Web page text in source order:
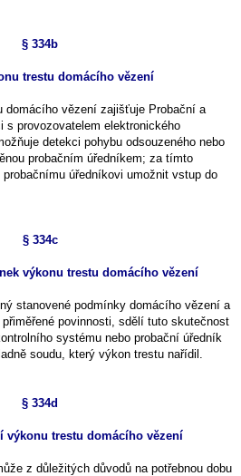
§ 334b
trestu domácího vězení
domácího vězení zajišťuje Probační a
s provozovatelem elektronického
detekci pohybu odsouzeného nebo
probačním úředníkem; za tímto
úředníkovi umožnit vstup do
§ 334c
výkonu trestu domácího vězení
stanovené podmínky domácího vězení a
povinnosti, sdělí tuto skutečnost
systému nebo probační úředník
soudu, který výkon trestu nařídil.
§ 334d
výkonu trestu domácího vězení
z důležitých důvodů na potřebnou dobu